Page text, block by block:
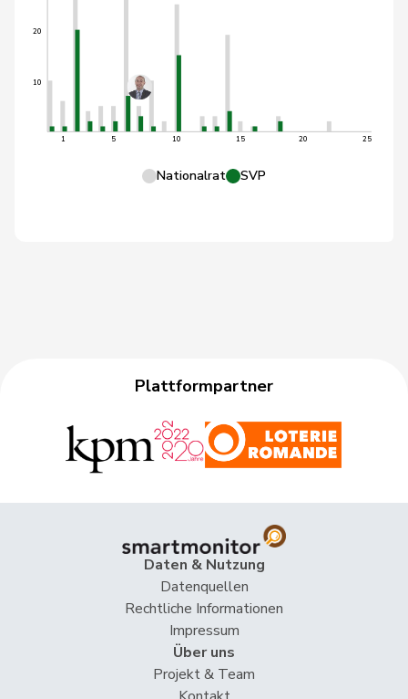
10
20
1 5 10 15 20 25
Nationalrat SVP
Plattformpartner
Daten & Nutzung
Datenquellen
Rechtliche Informationen
Impressum
Über uns
Projekt & Team